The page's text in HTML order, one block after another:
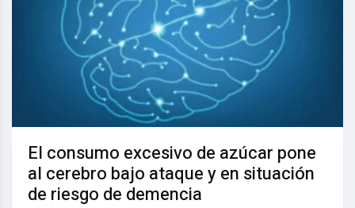
El consumo excesivo de azúcar pone
al cerebro bajo ataque y en situación
de riesgo de demencia